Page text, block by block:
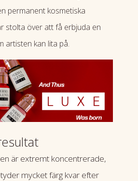
permanent kosmetiska
stolta över att få erbjuda en
artisten kan lita på.
är extremt koncentrerade,
mycket färg kvar efter